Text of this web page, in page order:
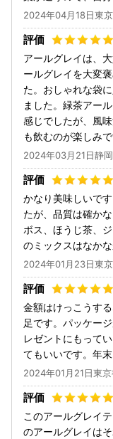
2024年04月18日東
アールグレイは、
ールグレイを大変
た。おしゃれな袋
ました。緑茶アー
感じでしたが、風
も飲むのが楽しみで
2024年03月21日静
かなり美味しいで
たが、品質は確か
ボス、ほうじ茶、
のミックスはなか
2024年01月23日東
金額はけっこうす
足です。パッケー
レゼントにもって
てもいいです。年
2024年01月21日東
このアールグレイ
のアールグレイは